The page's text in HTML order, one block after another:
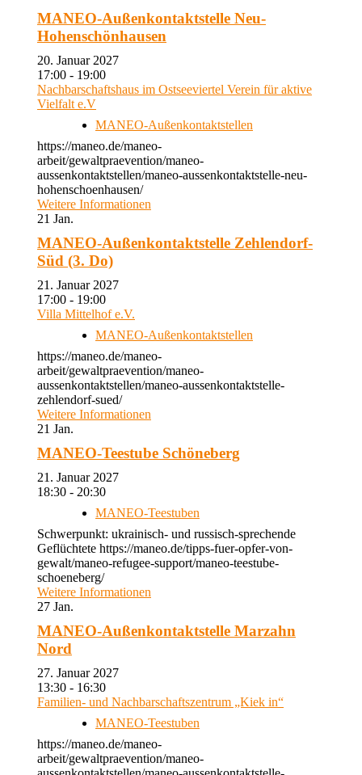
MANEO-Außenkontaktstelle Neu-
Hohenschönhausen
20. Januar 2027
17:00 - 19:00
Nachbarschaftshaus im Ostseeviertel Verein für aktive
Vielfalt e.V
MANEO-Außenkontaktstellen
https://maneo.de/maneo-
arbeit/gewaltpraevention/maneo-
aussenkontaktstellen/maneo-aussenkontaktstelle-neu-
hohenschoenhausen/
Weitere Informationen
21 Jan.
MANEO-Außenkontaktstelle Zehlendorf-
Süd (3. Do)
21. Januar 2027
17:00 - 19:00
Villa Mittelhof e.V.
MANEO-Außenkontaktstellen
https://maneo.de/maneo-
arbeit/gewaltpraevention/maneo-
aussenkontaktstellen/maneo-aussenkontaktstelle-
zehlendorf-sued/
Weitere Informationen
21 Jan.
MANEO-Teestube Schöneberg
21. Januar 2027
18:30 - 20:30
MANEO-Teestuben
Schwerpunkt: ukrainisch- und russisch-sprechende
Geflüchtete https://maneo.de/tipps-fuer-opfer-von-
gewalt/maneo-refugee-support/maneo-teestube-
schoeneberg/
Weitere Informationen
27 Jan.
MANEO-Außenkontaktstelle Marzahn
Nord
27. Januar 2027
13:30 - 16:30
Familien- und Nachbarschaftszentrum „Kiek in“
MANEO-Teestuben
https://maneo.de/maneo-
arbeit/gewaltpraevention/maneo-